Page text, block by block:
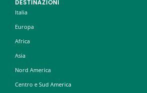
DESTINAZIONI
Italia
Europa
Africa
Asia
Nord America
Centro e Sud America